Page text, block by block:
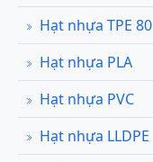
Hạt nhựa TPE 80
Hạt nhựa PLA
Hạt nhựa PVC
Hạt nhựa LLDPE